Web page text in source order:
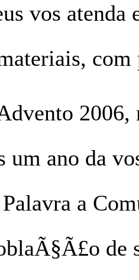
vos atenda
ano da
a